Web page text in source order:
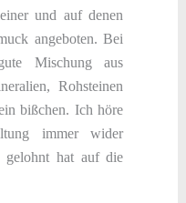
und auf denen
angeboten. Bei
Mischung aus
Rohsteinen
bißchen. Ich höre
immer wider
gelohnt hat auf die